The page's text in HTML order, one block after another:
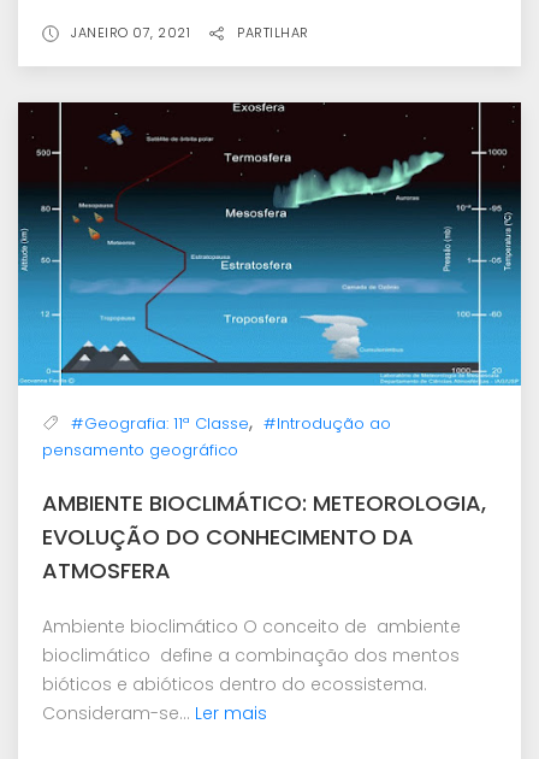
JANEIRO 07, 2021 PARTILHAR
#Geografia: 11ª Classe, #Introdução ao
pensamento geográfico
AMBIENTE BIOCLIMÁTICO: METEOROLOGIA,
EVOLUÇÃO DO CONHECIMENTO DA
ATMOSFERA
Ambiente bioclimático O conceito de ambiente
bioclimático define a combinação dos mentos
bióticos e abióticos dentro do ecossistema.
Consideram-se... Ler mais